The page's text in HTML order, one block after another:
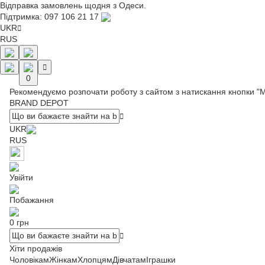
Відправка замовлень щодня з Одеси.
Підтримка: 097 106 21 17
UKR
RUS
0
Рекомендуємо розпочати роботу з сайтом з натискання кнопки
BRAND DEPOT
UKR
RUS
Увійти
Побажання
0 грн
Хіти продажів
ЧоловікамЖінкамХлопцямДівчатамІграшки